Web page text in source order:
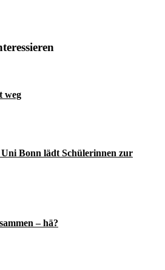
weg
Bonn lädt Schülerinnen zur
– hä?